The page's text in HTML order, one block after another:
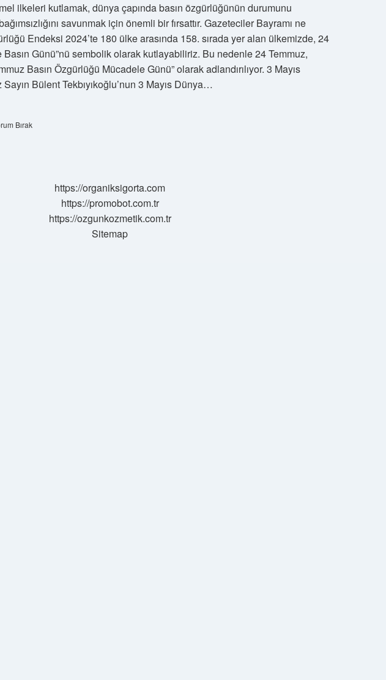
ilkeleri kutlamak, dünya çapında basın özgürlüğünün durumunu
savunmak için önemli bir fırsattır. Gazeteciler Bayramı ne
Endeksi 2024’te 180 ülke arasında 158. sırada yer alan ülkemizde, 24
Basın Günü”nü sembolik olarak kutlayabiliriz. Bu nedenle 24 Temmuz,
Basın Özgürlüğü Mücadele Günü” olarak adlandırılıyor. 3 Mayıs
Bülent Tekbıyıkoğlu’nun 3 Mayıs Dünya…
Bırak
https://organiksigorta.com
https://promobot.com.tr
https://ozgunkozmetik.com.tr
Sitemap